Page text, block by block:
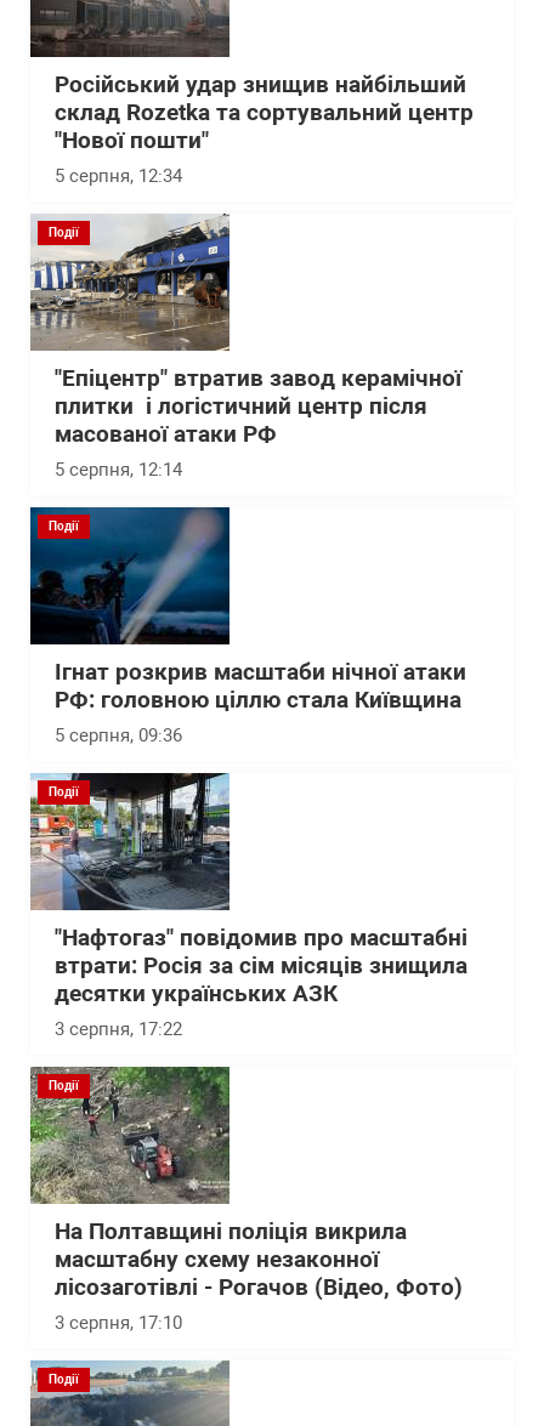
Російський удар знищив найбільший
склад Rozetka та сортувальний центр
"Нової пошти"
5 серпня, 12:34
Події
"Епіцентр" втратив завод керамічної
плитки і логістичний центр після
масованої атаки РФ
5 серпня, 12:14
Події
Ігнат розкрив масштаби нічної атаки
РФ: головною ціллю стала Київщина
5 серпня, 09:36
Події
"Нафтогаз" повідомив про масштабні
втрати: Росія за сім місяців знищила
десятки українських АЗК
3 серпня, 17:22
Події
На Полтавщині поліція викрила
масштабну схему незаконної
лісозаготівлі - Рогачов (Відео, Фото)
3 серпня, 17:10
Події